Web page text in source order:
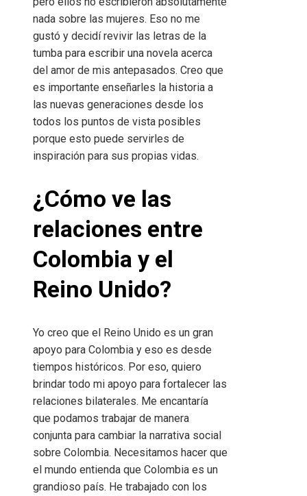
nada sobre las mujeres. Eso no me
gustó y decidí revivir las letras de la
tumba para escribir una novela acerca
del amor de mis antepasados. Creo que
es importante enseñarles la historia a
las nuevas generaciones desde los
todos los puntos de vista posibles
porque esto puede servirles de
inspiración para sus propias vidas.
¿Cómo ve las
relaciones entre
Colombia y el
Reino Unido?
Yo creo que el Reino Unido es un gran
apoyo para Colombia y eso es desde
tiempos históricos. Por eso, quiero
brindar todo mi apoyo para fortalecer las
relaciones bilaterales. Me encantaría
que podamos trabajar de manera
conjunta para cambiar la narrativa social
sobre Colombia. Necesitamos hacer que
el mundo entienda que Colombia es un
grandioso país. He trabajado con los